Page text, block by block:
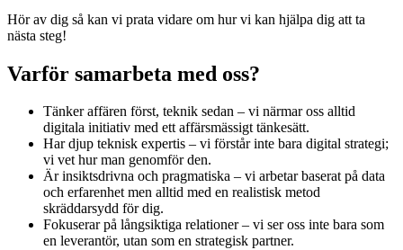
Hör av dig så kan vi prata vidare om hur vi kan hjälpa dig att ta
nästa steg!
Varför samarbeta med oss?
Tänker affären först, teknik sedan – vi närmar oss alltid
digitala initiativ med ett affärsmässigt tänkesätt.
Har djup teknisk expertis – vi förstår inte bara digital strategi;
vi vet hur man genomför den.
Är insiktsdrivna och pragmatiska – vi arbetar baserat på data
och erfarenhet men alltid med en realistisk metod
skräddarsydd för dig.
Fokuserar på långsiktiga relationer – vi ser oss inte bara som
en leverantör, utan som en strategisk partner.